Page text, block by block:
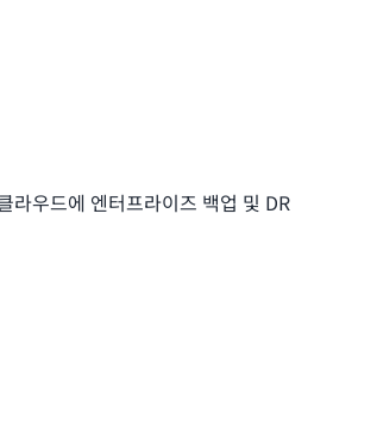
우드에 엔터프라이즈 백업 및 DR